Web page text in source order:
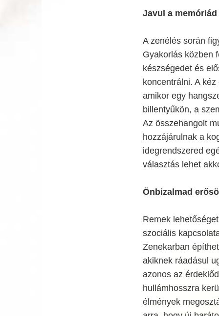
Javul a
A zenélés során
Gyakorlás közben
készségedet és
koncentrálni. A
amikor egy
billentyűkön, a
Az összehangolt
hozzájárulnak a
idegrendszered
választás lehet
Önbizalmad
Remek
szociális
Zenekarban
akiknek ráadásul
azonos az
hullámhosszra
élmények